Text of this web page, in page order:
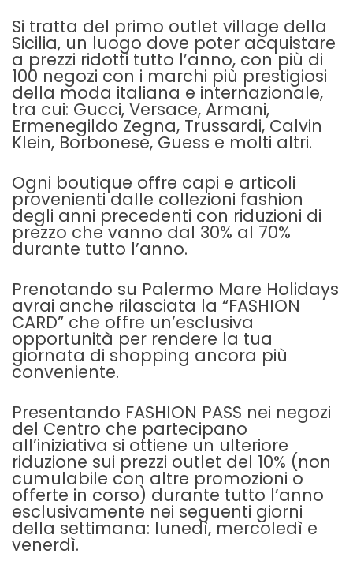
Si tratta del primo outlet village della
Sicilia, un luogo dove poter acquistare
a prezzi ridotti tutto l’anno, con più di
100 negozi con i marchi più prestigiosi
della moda italiana e internazionale,
tra cui: Gucci, Versace, Armani,
Ermenegildo Zegna, Trussardi, Calvin
Klein, Borbonese, Guess e molti altri.
Ogni boutique offre capi e articoli
provenienti dalle collezioni fashion
degli anni precedenti con riduzioni di
prezzo che vanno dal 30% al 70%
durante tutto l’anno.
Prenotando su Palermo Mare Holidays
avrai anche rilasciata la “FASHION
CARD” che offre un’esclusiva
opportunità per rendere la tua
giornata di shopping ancora più
conveniente.
Presentando FASHION PASS nei negozi
del Centro che partecipano
all’iniziativa si ottiene un ulteriore
riduzione sui prezzi outlet del 10% (non
cumulabile con altre promozioni o
offerte in corso) durante tutto l’anno
esclusivamente nei seguenti giorni
della settimana: lunedì, mercoledì e
venerdì.